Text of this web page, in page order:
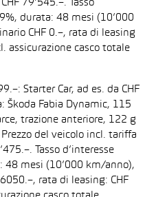
79’545.–. Tasso
durata: 48 mesi (10’000
CHF 0.–, rata di leasing
assicurazione casco totale
Starter Car, ad es. da CHF
Škoda Fabia Dynamic, 115
trazione anteriore, 122 g
del veicolo incl. tariffa
Tasso d’interesse
mesi (10’000 km/anno),
rata di leasing: CHF